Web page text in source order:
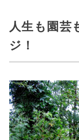
人生も園芸
ジ！